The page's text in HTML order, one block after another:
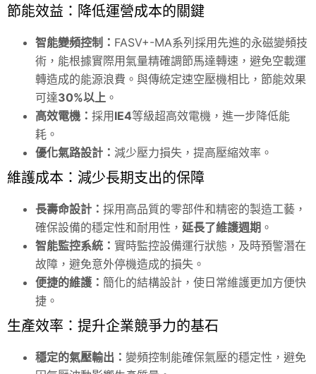
節能效益：降低運營成本的關鍵
智能變頻控制： FASV+-MA系列採用先進的永磁變頻技
術，能根據實際用氣量精確調節馬達轉速，避免空載運
轉造成的能源浪費。與傳統定速空壓機相比，節能效果
可達30%以上 。
高效電機： 採用IE4等級超高效電機，進一步降低能
耗。
優化氣路設計： 減少壓力損失，提高壓縮效率。
維護成本：減少長期支出的保障
長壽命設計： 採用高品質的零部件和精密的製造工藝，
確保設備的穩定性和耐用性， 延長了維護週期 。
智能監控系統： 實時監控設備運行狀態，及時預警潛在
故障，避免意外停機造成的損失。
便捷的維護： 簡化的結構設計，使日常維護更加方便快
捷。
生產效率：提升企業競爭力的基石
穩定的氣壓輸出： 變頻控制能確保氣壓的穩定性，避免